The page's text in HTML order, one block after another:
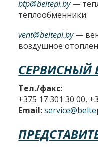
btp@beltepl.by—
теплообменники
vent@beltepl.by—
воздушное
СЕРВИСНЫЙ
Тел./факс:
+375 17 301 30 00,
Email: